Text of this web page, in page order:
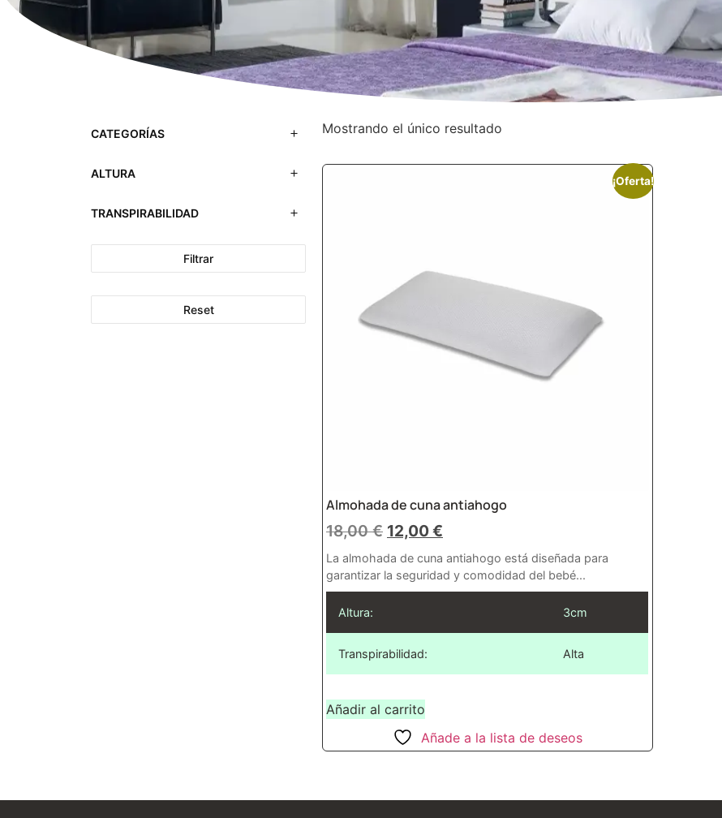
CATEGORÍAS
ALTURA
TRANSPIRABILIDAD
Filtrar
Reset
Mostrando el único resultado
¡Oferta!
Almohada de cuna antiahogo
18,00€ 12,00€
La almohada de cuna antiahogo está diseñada para
garantizar la seguridad y comodidad del bebé...
Altura: 3cm
Transpirabilidad: Alta
Añadir al carrito
Añade a la lista de deseos